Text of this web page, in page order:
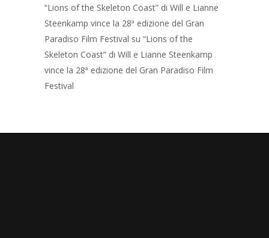
“Lions of the Skeleton Coast” di Will e Lianne
Steenkamp vince la 28ª edizione del Gran
Paradiso Film Festival su “Lions of the
Skeleton Coast” di Will e Lianne Steenkamp
vince la 28ª edizione del Gran Paradiso Film
Festival